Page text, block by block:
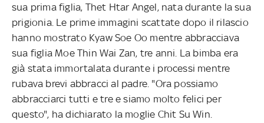
sua prima figlia, Thet Htar Angel, nata durante la sua
prigionia. Le prime immagini scattate dopo il rilascio
hanno mostrato Kyaw Soe Oo mentre abbracciava
sua figlia Moe Thin Wai Zan, tre anni. La bimba era
già stata immortalata durante i processi mentre
rubava brevi abbracci al padre. "Ora possiamo
abbracciarci tutti e tre e siamo molto felici per
questo", ha dichiarato la moglie Chit Su Win.